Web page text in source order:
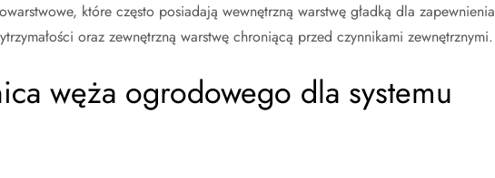
które często posiadają wewnętrzną warstwę gładką dla zapewnienia
oraz zewnętrzną warstwę chroniącą przed czynnikami zewnętrznymi.
węża ogrodowego dla systemu